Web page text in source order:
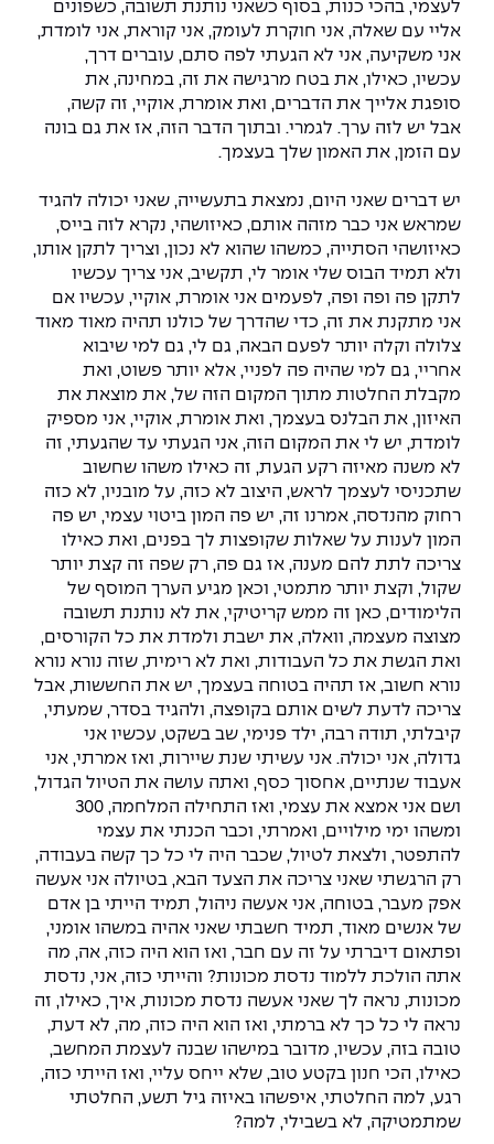
לעצמי, בהכי כנות, בסוף כשאני נותנת תשובה, כשפונים
אליי עם שאלה, אני חוקרת לעומק, אני קוראת, אני לומדת,
אני משקיעה, אני לא הגעתי לפה סתם, עוברים דרך,
עכשיו, כאילו, את בטח מרגישה את זה, במחינה, את
סופגת אלייך את הדברים, ואת אומרת, אוקיי, זה קשה,
אבל יש לזה ערך. לגמרי. ובתוך הדבר הזה, אז את גם בונה
עם הזמן, את האמון שלך בעצמך.
יש דברים שאני היום, נמצאת בתעשייה, שאני יכולה להגיד
שמראש אני כבר מזהה אותם, כאיזושהי, נקרא לזה בייס,
כאיזושהי הסתייה, כמשהו שהוא לא נכון, וצריך לתקן אותו,
ולא תמיד הבוס שלי אומר לי, תקשיב, אני צריך עכשיו
לתקן פה ופה ופה, לפעמים אני אומרת, אוקיי, עכשיו אם
אני מתקנת את זה, כדי שהדרך של כולנו תהיה מאוד מאוד
צלולה וקלה יותר לפעם הבאה, גם לי, גם למי שיבוא
אחריי, גם למי שהיה פה לפניי, אלא יותר פשוט, ואת
מקבלת החלטות מתוך המקום הזה של, את מוצאת את
האיזון, את הבלנס בעצמך, ואת אומרת, אוקיי, אני מספיק
לומדת, יש לי את המקום הזה, אני הגעתי עד שהגעתי, זה
לא משנה מאיזה רקע הגעת, זה כאילו משהו שחשוב
שתכניסי לעצמך לראש, היצוב לא כזה, על מובניו, לא כזה
רחוק מהנדסה, אמרנו זה, יש פה המון ביטוי עצמי, יש פה
המון לענות על שאלות שקופצות לך בפנים, ואת כאילו
צריכה לתת להם מענה, אז גם פה, רק שפה זה קצת יותר
שקול, וקצת יותר מתמטי, וכאן מגיע הערך המוסף של
הלימודים, כאן זה ממש קריטיקי, את לא נותנת תשובה
מצוצה מעצמה, וואלה, את ישבת ולמדת את כל הקורסים,
ואת הגשת את כל העבודות, ואת לא רימית, שזה נורא נורא
נורא חשוב, אז תהיה בטוחה בעצמך, יש את החששות, אבל
צריכה לדעת לשים אותם בקופצה, ולהגיד בסדר, שמעתי,
קיבלתי, תודה רבה, ילד פנימי, שב בשקט, עכשיו אני
גדולה, אני יכולה. אני עשיתי שנת שיירות, ואז אמרתי, אני
אעבוד שנתיים, אחסוך כסף, ואתה עושה את הטיול הגדול,
ושם אני אמצא את עצמי, ואז התחילה המלחמה, 300
ומשהו ימי מילויים, ואמרתי, וכבר הכנתי את עצמי
להתפטר, ולצאת לטיול, שכבר היה לי כל כך קשה בעבודה,
רק הרגשתי שאני צריכה את הצעד הבא, בטיולה אני אעשה
אפק מעבר, בטוחה, אני אעשה ניהול, תמיד הייתי בן אדם
של אנשים מאוד, תמיד חשבתי שאני אהיה במשהו אומני,
ופתאום דיברתי על זה עם חבר, ואז הוא היה כזה, אה, מה
אתה הולכת ללמוד נדסת מכונות? והייתי כזה, אני, נדסת
מכונות, נראה לך שאני אעשה נדסת מכונות, איך, כאילו, זה
נראה לי כל כך לא ברמתי, ואז הוא היה כזה, מה, לא דעת,
טובה בזה, עכשיו, מדובר במישהו שבנה לעצמת המחשב,
כאילו, הכי חנון בקטע טוב, שלא ייחס עליי, ואז הייתי כזה,
רגע, למה החלטתי, איפשהו באיזה גיל תשע, החלטתי
שמתמטיקה, לא בשבילי, למה?